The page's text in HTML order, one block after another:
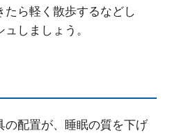
ら軽く散歩するなどし
しましょう。
の配置が、睡眠の質を下げ